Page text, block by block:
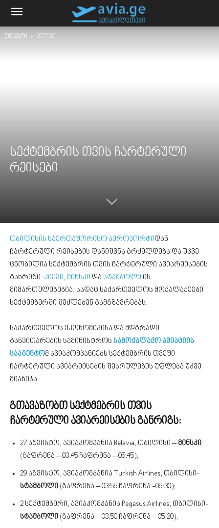
მთავარი ბლოგი
სექტემბრის თვის ჩარტერული
რეისები
თბილისის საერთაშორისო აეროპორტიდან
ჩარტერული რეისების დანიშვნა გრძელდება და უკვე
ცნობილია სექტემბრის თვის ჩარტერული ავიარეისების
განრიგი. კიევი, მინსკი და სტამბოლი ის
მიმართულებებია, სადაც საქართველოს მოქალაქეები
სექტემბერში შეძლებენ გამგზავრებას.
საქართველოს ეკონომიკისა და მდგრადი
განვითარების სამინისტროს სამოქალაქო ავიაციის
სააგენტომ ავიაკომპანიებს სექტემბრის თვეში
ჩარტერული ავიარეისების შესრულების უფლება უკვე
მიანიჭა.
გთავაზობთ სექტმებრის თვის
ჩარტერული ავიარეისების განრიგს:
27 აგვისტო, ავიაკომპანია Belavia, თბილისი –მინსკი
(გაფრენა – 03:45 ჩაფრენა – 05:45);
29 აგვისტო, ავიაკომპანია Turkish Airlines, თბილისი-
სტამბოლი (გაფრენა – 03:55 ჩაფრენა -05:30);
2 სექტემბერი, ავიაკომპანია Pegasus Airlines, თბილისი-
სტამბოლი (გაფრენა – 03:50 ჩაფრენა – 05:20);